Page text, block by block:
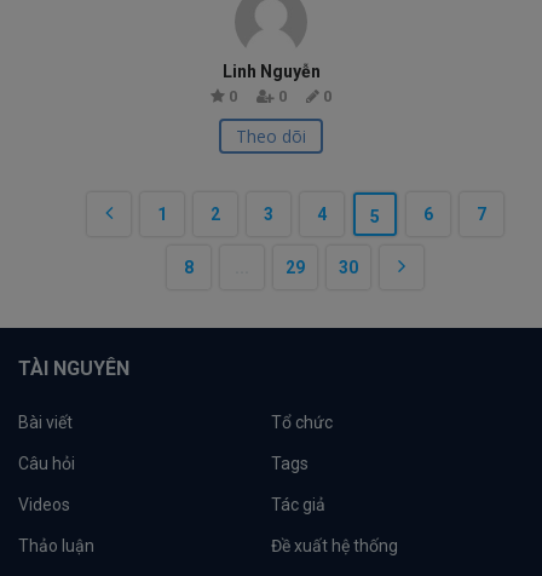
Linh Nguyễn
0 0 0
Theo dõi
1 2 3 4 5 6 7
8 29 30
TÀI NGUYÊN
Bài viết Tổ chức
Câu hỏi Tags
Videos Tác giả
Thảo luận Đề xuất hệ thống